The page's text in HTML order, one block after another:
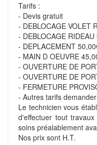
Tarifs :
- Devis gratuit
- DEBLOCAGE VOLET
- DEBLOCAGE
- DEPLACEMENT
- MAIN D OEUVRE
- OUVERTURE DE
- OUVERTURE DE
- FERMETURE
- Autres tarifs
Le technicien vous
d'effectuer tout
soins préalablement
Nos prix sont H.T.